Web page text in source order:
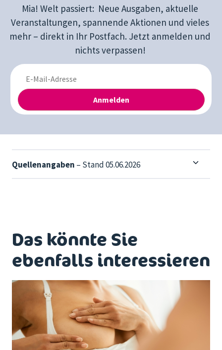
Mia! Welt passiert: Neue Ausgaben, aktuelle
Veranstaltungen, spannende Aktionen und vieles
mehr – direkt in Ihr Postfach. Jetzt anmelden und
nichts verpassen!
Quellenangaben – Stand 05.06.2026
Das könnte Sie
ebenfalls interessieren